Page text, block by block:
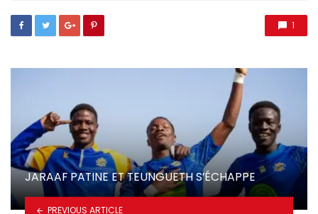
1
JARAAF PATINE ET TEUNGUETH S’ÉCHAPPE
PREVIOUS ARTICLE